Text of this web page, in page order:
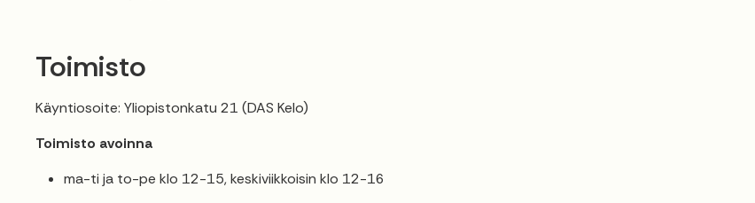
Toimisto
Käyntiosoite: Yliopistonkatu 21 (DAS Kelo)
Toimisto avoinna
ma-ti ja to-pe klo 12-15, keskiviikkoisin klo 12-16